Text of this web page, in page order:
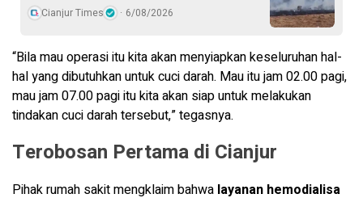
Cianjur Times 6/08/2026
“Bila mau operasi itu kita akan menyiapkan keseluruhan hal-
hal yang dibutuhkan untuk cuci darah. Mau itu jam 02.00 pagi,
mau jam 07.00 pagi itu kita akan siap untuk melakukan
tindakan cuci darah tersebut,” tegasnya.
Terobosan Pertama di Cianjur
Pihak rumah sakit mengklaim bahwa layanan hemodialisa